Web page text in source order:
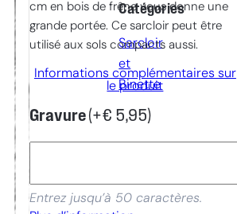
cm en bois de frêne vous donne une
grande portée. Ce sarcloir peut être
utilisé aux sols compacts aussi.
Informations complémentaires sur
le produit
Gravure(+€ 5,95)
Entrez jusqu’à 50 caractères.
Catégories
Sarcloir
et
Binette